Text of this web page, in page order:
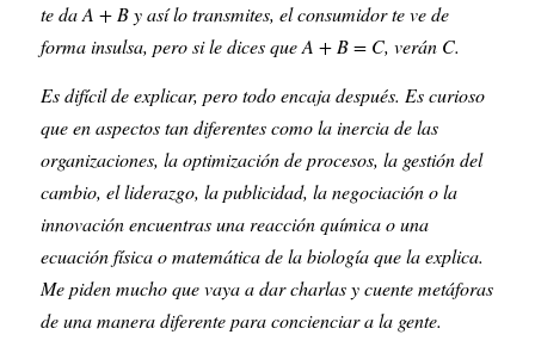
te da A + B y así lo transmites, el consumidor te ve de
forma insulsa, pero si le dices que A + B = C, verán C.
Es difícil de explicar, pero todo encaja después. Es curioso
que en aspectos tan diferentes como la inercia de las
organizaciones, la optimización de procesos, la gestión del
cambio, el liderazgo, la publicidad, la negociación o la
innovación encuentras una reacción química o una
ecuación física o matemática de la biología que la explica.
Me piden mucho que vaya a dar charlas y cuente metáforas
de una manera diferente para concienciar a la gente.